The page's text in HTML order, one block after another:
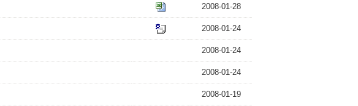
2008-01-28
2008-01-24
2008-01-24
2008-01-24
2008-01-19